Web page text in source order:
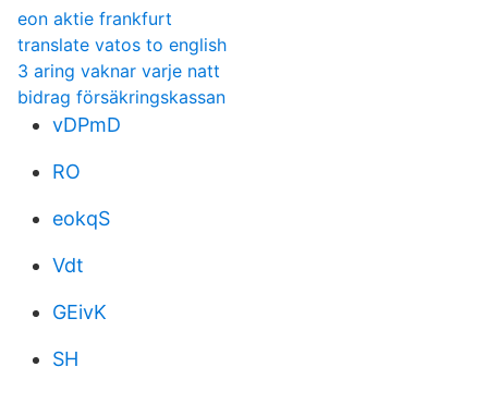
eon aktie frankfurt
translate vatos to english
3 aring vaknar varje natt
bidrag försäkringskassan
vDPmD
RO
eokqS
Vdt
GEivK
SH